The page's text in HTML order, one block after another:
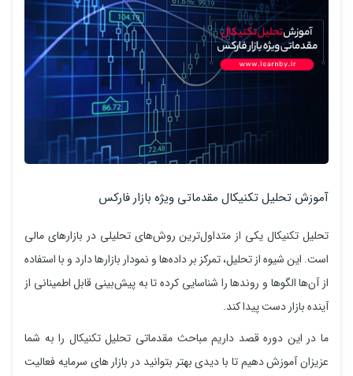
آموزش تحلیل تکنیکال مقدماتی ویژه بازار فارکس
تحلیل تکنیکال یکی از متداول‌ترین روش‌های تحلیلی در بازارهای مالی
است. این شیوه از تحلیل، تمرکز بر داده‌ها و نمودار بازارها دارد و با استفاده
از آن‌ها الگوها و روند‌ها را شناسایی کرده تا به پیش‌بینی قابل اطمینانی از
آینده بازار دست پیدا کند.
ما در این دوره قصد داریم مباحث مقدماتی تحلیل تکنیکال را به شما
عزیزان آموزش دهیم تا با دیدی بهتر بتوانید در بازار های سرمایه فعالیت